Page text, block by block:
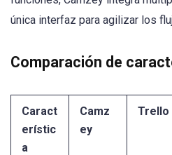
única interfaz para agilizar los
Comparación de
Caract
erístic
a
Camz
ey
Trello